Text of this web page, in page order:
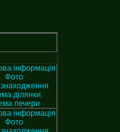
інформація
Фото
ділянки
печери
інформація
Фото